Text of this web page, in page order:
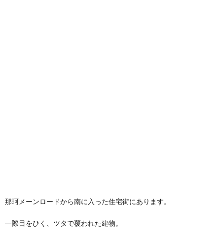
那珂メーンロードから南に入った住宅街にあります。
一際目をひく、ツタで覆われた建物。